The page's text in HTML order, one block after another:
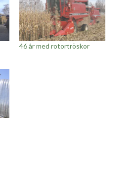
46 år med rotortröskor